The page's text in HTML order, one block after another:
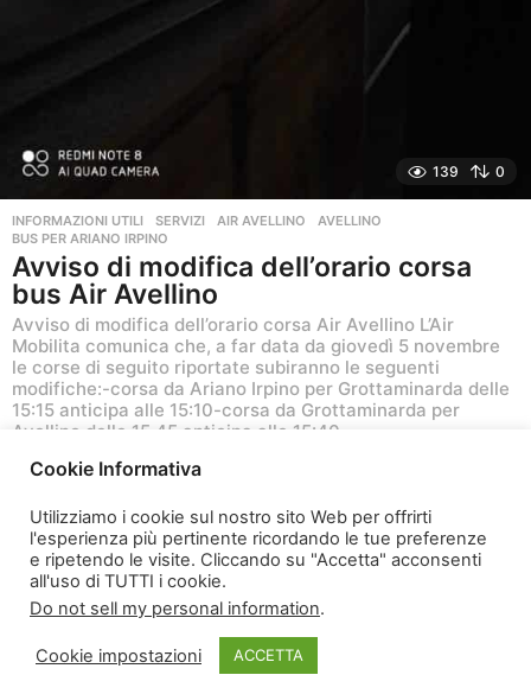
139 0
INFORMAZIONI UTILI ,SERVIZI AIR AVELLINO ,AVELLINO
BUS PER ARIANO IRPINO
Avviso di modifica dell’orario corsa
bus Air Avellino
Avviso di modifica dell’orario corsa Air Avellino L’Air
Mobilita comunica che, a far data da giovedì 5 novembre
le corse di seguito riportate subiranno le seguenti
modifiche:-corsa da Ariano Irpino per Grottaminarda delle
15:15 anticipa alle 15:10-corsa da Grottaminarda per
Avellino delle 15.45 anticipa alle 15:40
6 anni ago5
n
n
i
a
g
© 2026 Marchio Registrato Spotted Vesuviana
Cookie Informativa
Utilizziamo i cookie sul nostro sito Web per offrirti
l'esperienza più pertinente ricordando le tue preferenze
e ripetendo le visite. Cliccando su "Accetta" acconsenti
all'uso di TUTTI i cookie.
Do not sell my personal information.
Cookie impostazioni ACCETTA